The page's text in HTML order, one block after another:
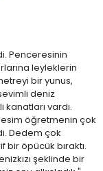
Penceresinin
leyleklerin
bir yunus,
deniz
kanatları vardı.
resim öğretmenin çok
Dedem çok
öpücük bıraktı.
şeklinde bir